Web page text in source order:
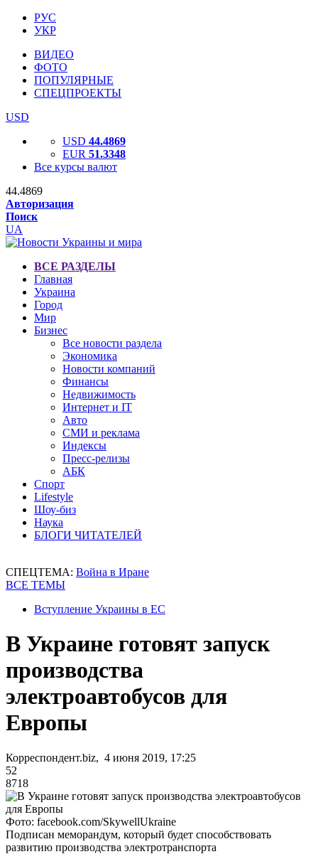
РУС
УКР
ВИДЕО
ФОТО
ПОПУЛЯРНЫЕ
СПЕЦПРОЕКТЫ
USD
USD 44.4869
EUR 51.3348
Все курсы валют
44.4869
Авторизация
Поиск
UA
ВСЕ РАЗДЕЛЫ
Главная
Украина
Город
Мир
Бизнес
Все новости раздела
Экономика
Новости компаний
Финансы
Недвижимость
Интернет и IT
Авто
СМИ и реклама
Индексы
Пресс-релизы
АБК
Спорт
Lifestyle
Шоу-биз
Наука
БЛОГИ ЧИТАТЕЛЕЙ
СПЕЦТЕМА: Война в Иране
ВСЕ ТЕМЫ
Вступление Украины в ЕС
В Украине готовят запуск
производства
электроавтобусов для
Европы
Корреспондент.biz, 4 июня 2019, 17:25
52
8718
Фото: facebook.com/SkywellUkraine
Подписан меморандум, который будет способствовать
развитию производства электротранспорта